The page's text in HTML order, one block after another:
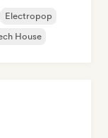
Electropop
House